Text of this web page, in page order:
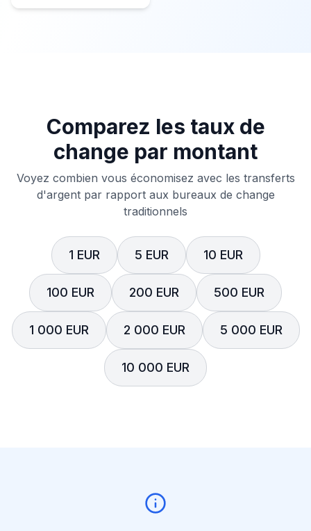
Comparez les taux de
change par montant
Voyez combien vous économisez avec les transferts
d'argent par rapport aux bureaux de change
traditionnels
1 EUR 5 EUR 10 EUR
100 EUR 200 EUR 500 EUR
1 000 EUR 2 000 EUR 5 000 EUR
10 000 EUR